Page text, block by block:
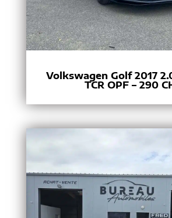
Volkswagen Golf 2017
TCR OPF – 290